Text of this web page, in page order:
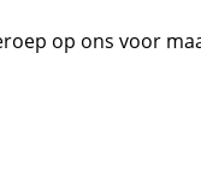
op ons voor